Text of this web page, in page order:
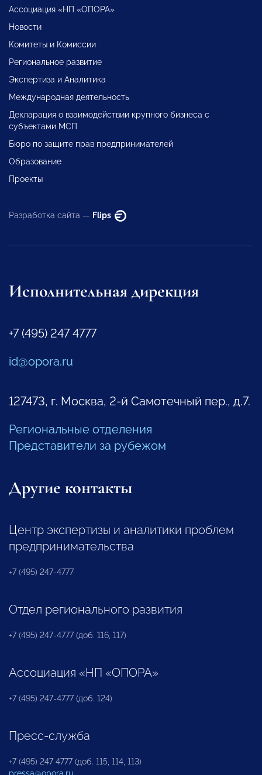
Ассоциация «НП «ОПОРА»
Новости
Комитеты и Комиссии
Региональное развитие
Экспертиза и Аналитика
Международная деятельность
Декларация о взаимодействии крупного бизнеса с
субъектами МСП
Бюро по защите прав предпринимателей
Образование
Проекты
Разработка сайта — Flips
Исполнительная дирекция
+7 (495) 247 4777
id@opora.ru
127473, г. Москва, 2-й Самотечный пер., д.7.
Региональные отделения
Представители за рубежом
Другие контакты
Центр экспертизы и аналитики проблем
предпринимательства
+7 (495) 247-4777
Отдел регионального развития
+7 (495) 247-4777 (доб. 116, 117)
Ассоциация «НП «ОПОРА»
+7 (495) 247-4777 (доб. 124)
Пресс-служба
+7 (495) 247 4777 (доб. 115, 114, 113)